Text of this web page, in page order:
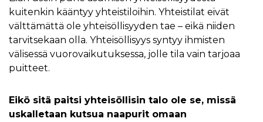
kuitenkin kääntyy yhteistiloihin. Yhteistilat eivät
välttämättä ole yhteisöllisyyden tae – eikä niiden
tarvitsekaan olla. Yhteisöllisyys syntyy ihmisten
välisessä vuorovaikutuksessa, jolle tila vain tarjoaa
puitteet.
Eikö sitä paitsi yhteisöllisin talo ole se, missä
uskalletaan kutsua naapurit omaan